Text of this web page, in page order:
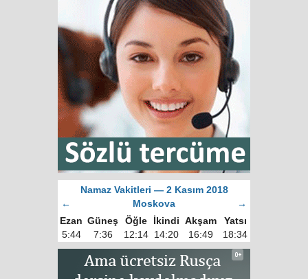
Namaz Vakitleri — 2 Kasım 2018
←
Moskova
→
Ezan Güneş Öğle İkindi Akşam
Yatsı
5:44
7:36 12:14 14:20 16:49 18:34